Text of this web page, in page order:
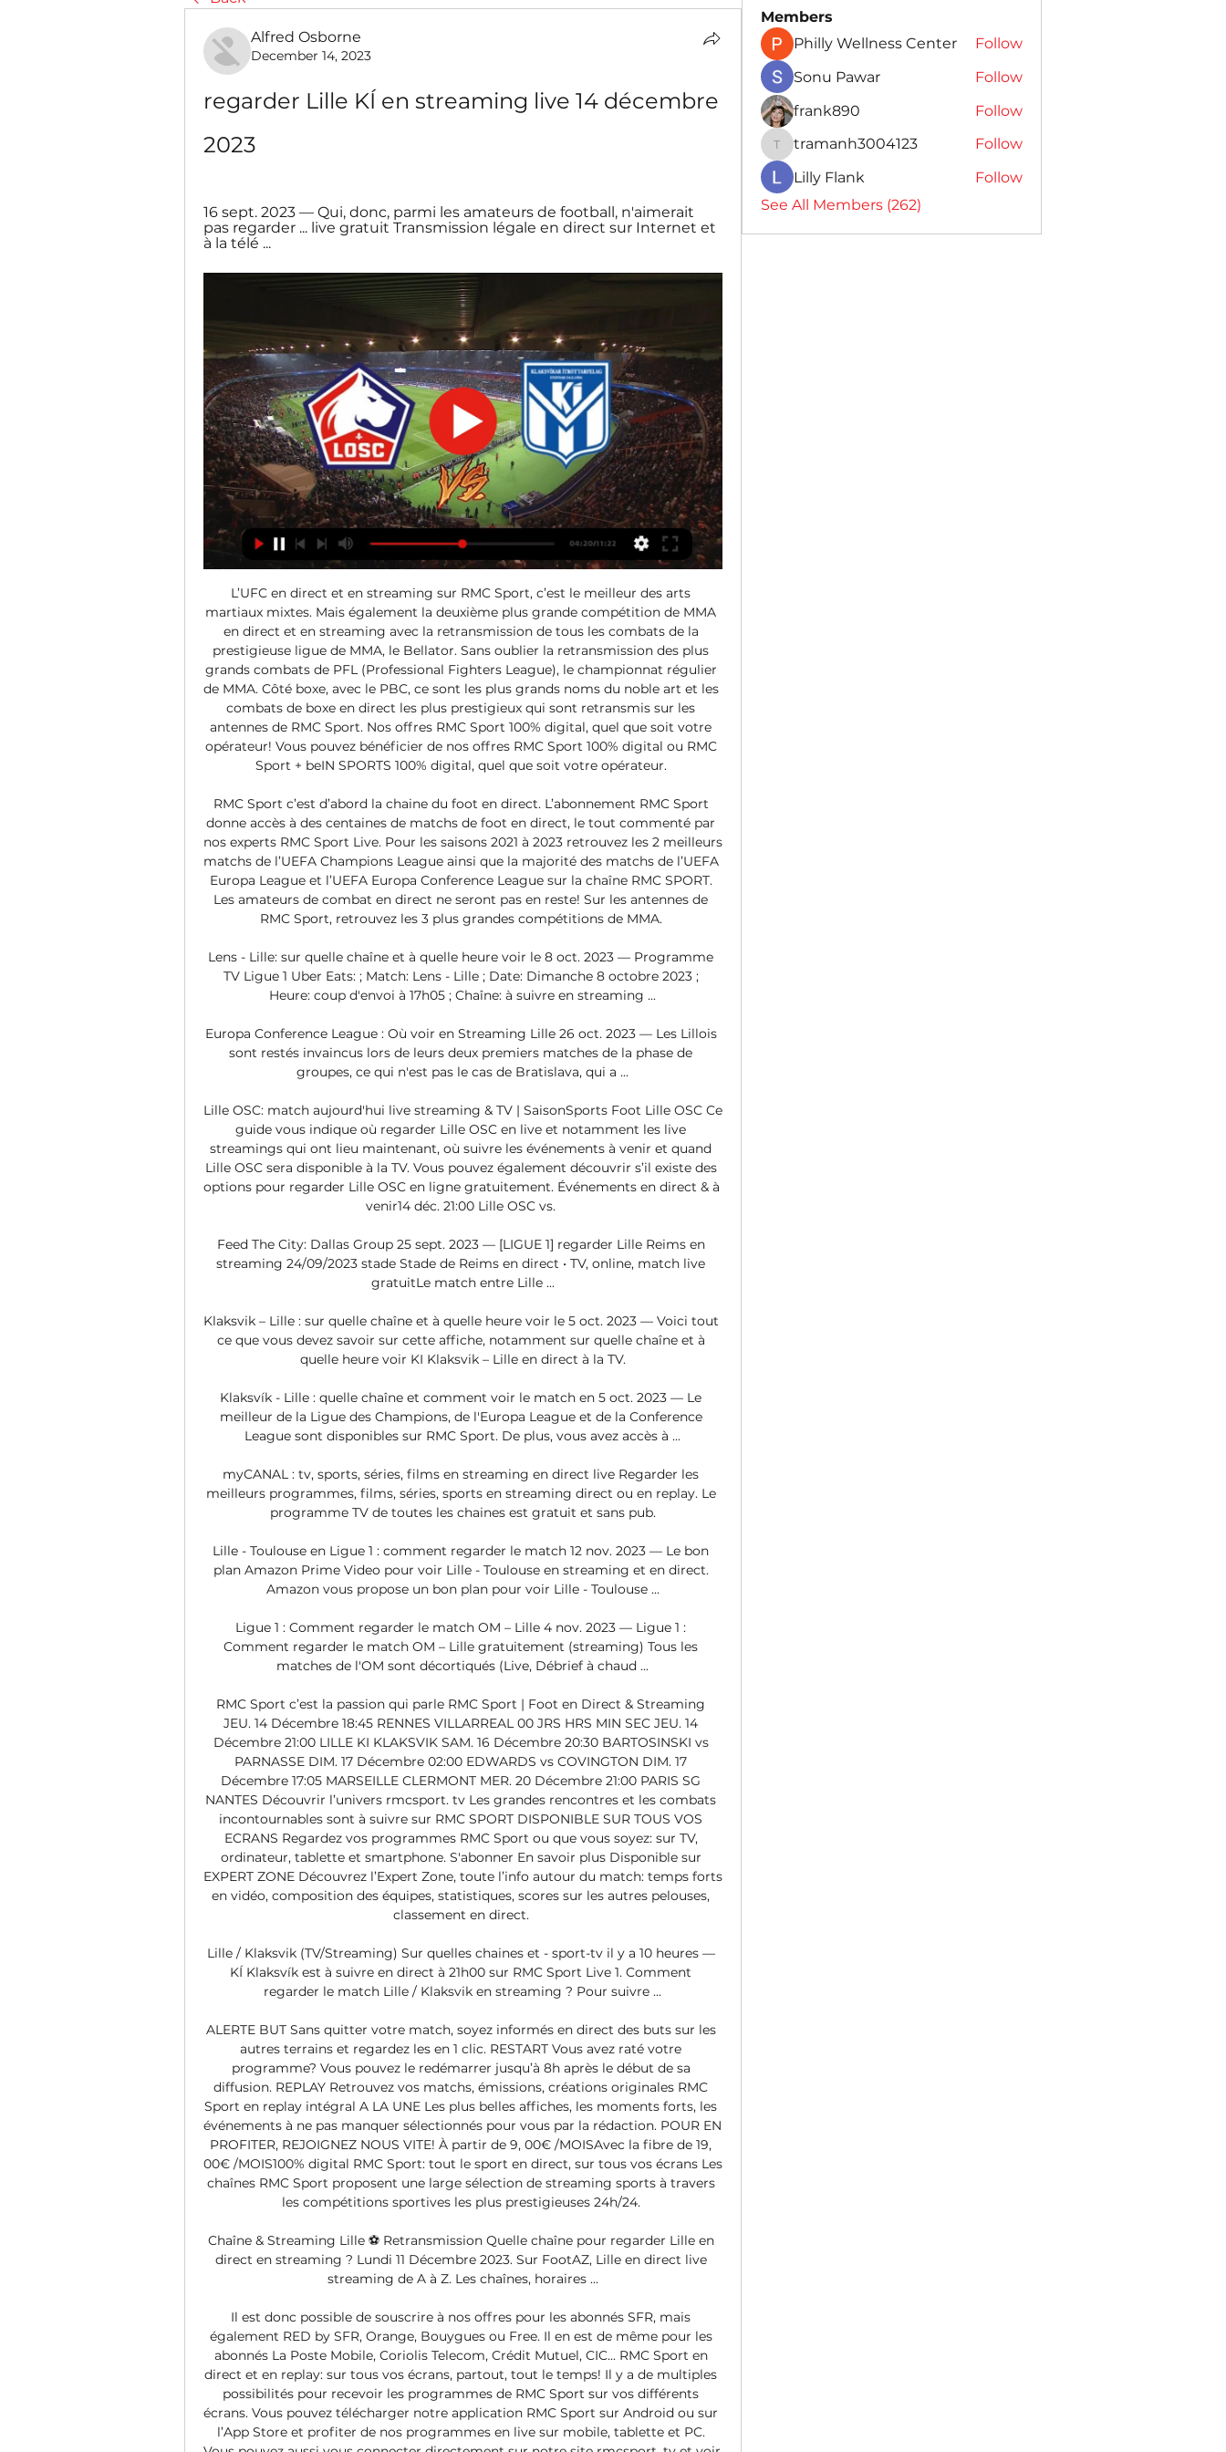
Alfred Osborne
December 14, 2023
regarder Lille KÍ en streaming live 14 décembre
2023
16 sept. 2023 — Qui, donc, parmi les amateurs de football, n'aimerait
pas regarder ... live gratuit Transmission légale en direct sur Internet et
à la télé ...
L’UFC en direct et en streaming sur RMC Sport, c’est le meilleur des arts
martiaux mixtes. Mais également la deuxième plus grande compétition de MMA
en direct et en streaming avec la retransmission de tous les combats de la
prestigieuse ligue de MMA, le Bellator. Sans oublier la retransmission des plus
grands combats de PFL (Professional Fighters League), le championnat régulier
de MMA. Côté boxe, avec le PBC, ce sont les plus grands noms du noble art et les
combats de boxe en direct les plus prestigieux qui sont retransmis sur les
antennes de RMC Sport. Nos offres RMC Sport 100% digital, quel que soit votre
opérateur! Vous pouvez bénéficier de nos offres RMC Sport 100% digital ou RMC
Sport + beIN SPORTS 100% digital, quel que soit votre opérateur.
RMC Sport c’est d’abord la chaine du foot en direct. L’abonnement RMC Sport
donne accès à des centaines de matchs de foot en direct, le tout commenté par
nos experts RMC Sport Live. Pour les saisons 2021 à 2023 retrouvez les 2 meilleurs
matchs de l’UEFA Champions League ainsi que la majorité des matchs de l’UEFA
Europa League et l’UEFA Europa Conference League sur la chaîne RMC SPORT.
Les amateurs de combat en direct ne seront pas en reste! Sur les antennes de
RMC Sport, retrouvez les 3 plus grandes compétitions de MMA.
Lens - Lille: sur quelle chaîne et à quelle heure voir le 8 oct. 2023 — Programme
TV Ligue 1 Uber Eats: ; Match: Lens - Lille ; Date: Dimanche 8 octobre 2023 ;
Heure: coup d'envoi à 17h05 ; Chaîne: à suivre en streaming ...
Europa Conference League : Où voir en Streaming Lille 26 oct. 2023 — Les Lillois
sont restés invaincus lors de leurs deux premiers matches de la phase de
groupes, ce qui n'est pas le cas de Bratislava, qui a ...
Lille OSC: match aujourd'hui live streaming & TV | SaisonSports Foot Lille OSC Ce
guide vous indique où regarder Lille OSC en live et notamment les live
streamings qui ont lieu maintenant, où suivre les événements à venir et quand
Lille OSC sera disponible à la TV. Vous pouvez également découvrir s’il existe des
options pour regarder Lille OSC en ligne gratuitement. Événements en direct & à
venir14 déc. 21:00 Lille OSC vs.
Feed The City: Dallas Group 25 sept. 2023 — [LIGUE 1] regarder Lille Reims en
streaming 24/09/2023 stade Stade de Reims en direct • TV, online, match live
gratuitLe match entre Lille ...
Klaksvik – Lille : sur quelle chaîne et à quelle heure voir le 5 oct. 2023 — Voici tout
ce que vous devez savoir sur cette affiche, notamment sur quelle chaîne et à
quelle heure voir KI Klaksvik – Lille en direct à la TV.
Klaksvík - Lille : quelle chaîne et comment voir le match en 5 oct. 2023 — Le
meilleur de la Ligue des Champions, de l'Europa League et de la Conference
League sont disponibles sur RMC Sport. De plus, vous avez accès à ...
myCANAL : tv, sports, séries, films en streaming en direct live Regarder les
meilleurs programmes, films, séries, sports en streaming direct ou en replay. Le
programme TV de toutes les chaines est gratuit et sans pub.
Lille - Toulouse en Ligue 1 : comment regarder le match 12 nov. 2023 — Le bon
plan Amazon Prime Video pour voir Lille - Toulouse en streaming et en direct.
Amazon vous propose un bon plan pour voir Lille - Toulouse ...
Ligue 1 : Comment regarder le match OM – Lille 4 nov. 2023 — Ligue 1 :
Comment regarder le match OM – Lille gratuitement (streaming) Tous les
matches de l'OM sont décortiqués (Live, Débrief à chaud ...
RMC Sport c’est la passion qui parle﻿ RMC Sport | Foot en Direct & Streaming
JEU. 14 Décembre 18:45 RENNES VILLARREAL 00 JRS HRS MIN SEC JEU. 14
Décembre 21:00 LILLE KI KLAKSVIK SAM. 16 Décembre 20:30 BARTOSINSKI vs
PARNASSE DIM. 17 Décembre 02:00 EDWARDS vs COVINGTON DIM. 17
Décembre 17:05 MARSEILLE CLERMONT MER. 20 Décembre 21:00 PARIS SG
NANTES Découvrir l’univers rmcsport. tv Les grandes rencontres et les combats
incontournables sont à suivre sur RMC SPORT DISPONIBLE SUR TOUS VOS
ECRANS Regardez vos programmes RMC Sport ou que vous soyez: sur TV,
ordinateur, tablette et smartphone. S'abonner En savoir plus Disponible sur
EXPERT ZONE Découvrez l’Expert Zone, toute l’info autour du match: temps forts
en vidéo, composition des équipes, statistiques, scores sur les autres pelouses,
classement en direct.
Lille / Klaksvik (TV/Streaming) Sur quelles chaines et - sport-tv il y a 10 heures —
KÍ Klaksvík est à suivre en direct à 21h00 sur RMC Sport Live 1. Comment
regarder le match Lille / Klaksvik en streaming ? Pour suivre ...
ALERTE BUT Sans quitter votre match, soyez informés en direct des buts sur les
autres terrains et regardez les en 1 clic. RESTART Vous avez raté votre
programme? Vous pouvez le redémarrer jusqu’à 8h après le début de sa
diffusion. REPLAY Retrouvez vos matchs, émissions, créations originales RMC
Sport en replay intégral A LA UNE Les plus belles affiches, les moments forts, les
événements à ne pas manquer sélectionnés pour vous par la rédaction. POUR EN
PROFITER, REJOIGNEZ NOUS VITE! À partir de 9, 00€ /MOISAvec la fibre de 19,
00€ /MOIS100% digital RMC Sport: tout le sport en direct, sur tous vos écrans Les
chaînes RMC Sport proposent une large sélection de streaming sports à travers
les compétitions sportives les plus prestigieuses 24h/24.
Chaîne & Streaming Lille ⚽ Retransmission Quelle chaîne pour regarder Lille en
direct en streaming ? Lundi 11 Décembre 2023. Sur FootAZ, Lille en direct live
streaming de A à Z. Les chaînes, horaires ...
Il est donc possible de souscrire à nos offres pour les abonnés SFR, mais
également RED by SFR, Orange, Bouygues ou Free. Il en est de même pour les
abonnés La Poste Mobile, Coriolis Telecom, Crédit Mutuel, CIC... RMC Sport en
direct et en replay: sur tous vos écrans, partout, tout le temps! Il y a de multiples
possibilités pour recevoir les programmes de RMC Sport sur vos différents
écrans. Vous pouvez télécharger notre application RMC Sport sur Android ou sur
l’App Store et profiter de nos programmes en live sur mobile, tablette et PC.
Members
Philly Wellness Center
Follow
Sonu Pawar
Follow
frank890
Follow
tramanh3004123
tramanh3004123
Follow
Lilly Flank
Follow
See All Members (262)